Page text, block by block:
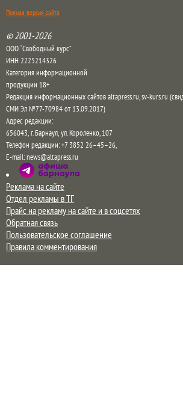
Полная версия сайта
© 2001-2026
ООО “Свободный курс”
ИНН 2225214326
Категория информационной
продукции 18+
Редакция информационных сайтов altapress.ru, sv-kurs.ru
СМИ Эл №77-70984 от 13.09.2017)
Адрес редакции:
656043,г. Барнаул,ул. Короленко, 107
Телефон редакции:+7 3852 26–45–26,
E-mail:news@altapress.ru
Реклама на сайте
Отдел рекламы в ТГ
Прайс на рекламу на сайте и в соцсетях
Обратная связь
Пользовательское соглашение
Правила комментирования